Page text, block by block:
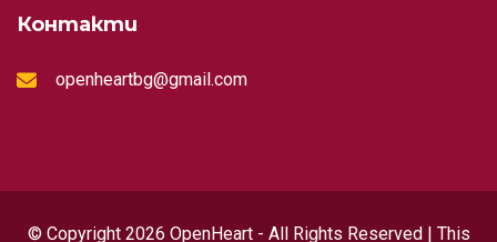
Контакти
openheartbg@gmail.com
© Copyright 2026 OpenHeart - All Rights Reserved | This